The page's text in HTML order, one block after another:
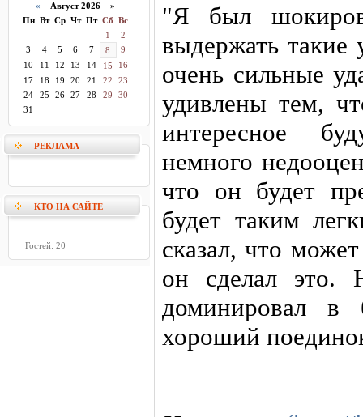
« Август 2026 »
Пн Вт Ср Чт Пт Сб Вс
1
2
3
4 5 6 7 8
9
10
11 12 13 14 15
16
17
18 19 20 21 22
23
24
25 26 27 28 29
30
31
РЕКЛАМА
КТО НА САЙТЕ
Гостей: 20
"Я был
выдержать
очень сильные
удивлены тем,
интересное
немного
что он будет
будет таким
сказал, что
он сделал это.
доминировал
хороший